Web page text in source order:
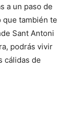
a un paso de
que también te
Sant Antoni
podrás vivir
cálidas de